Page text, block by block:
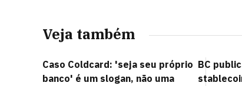
Veja também
Caso Coldcard: 'seja seu próprio
banco' é um slogan, não uma
BC